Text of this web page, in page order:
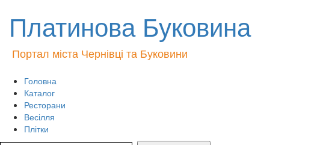
Платинова Буковина
Портал міста Чернівці та Буковини
Головна
Каталог
Ресторани
Весілля
Плітки